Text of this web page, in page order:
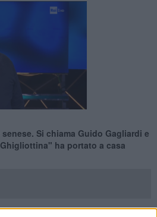
Si chiama Guido Gagliardi e
ha portato a casa